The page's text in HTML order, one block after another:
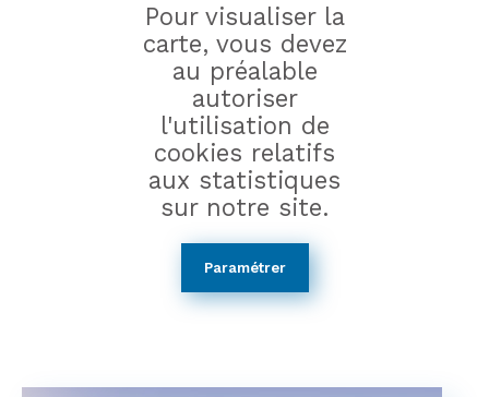
Pour visualiser la
carte, vous devez
au préalable
autoriser
l'utilisation de
cookies relatifs
aux statistiques
sur notre site.
Paramétrer